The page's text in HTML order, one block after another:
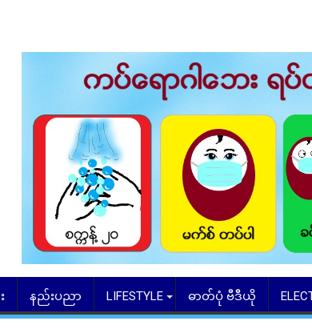
နည်းပညာ LIFESTYLE ဓာတ်ပုံ ဗီဒီယို